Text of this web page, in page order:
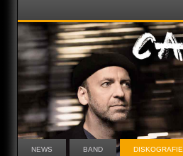
NEWS BAND DISKOGRAFIE